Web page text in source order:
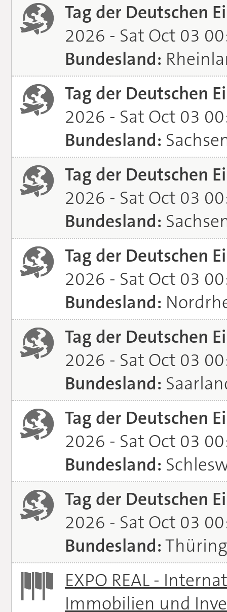
Tag der Deutschen
2026 - Sat Oct 03
Bundesland:
Tag der Deutschen
2026 - Sat Oct 03
Bundesland:
Tag der Deutschen
2026 - Sat Oct 03
Bundesland:
Tag der Deutschen
2026 - Sat Oct 03
Bundesland:
Tag der Deutschen
2026 - Sat Oct 03
Bundesland:
Tag der Deutschen
2026 - Sat Oct 03
Bundesland:
Tag der Deutschen
2026 - Sat Oct 03
Bundesland:
EXPO REAL -
Immobilien und